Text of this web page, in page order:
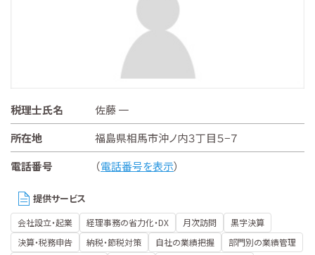
税理士氏名
佐藤 一
所在地
福島県相馬市沖ノ内３丁目５−７
電話番号
（電話番号を表示）
提供サービス
会社設立・起業 経理事務の省力化・DX 月次訪問
黒字決算
決算・税務申告
納税・節税対策 自社の業績把握
部門別の業績管理